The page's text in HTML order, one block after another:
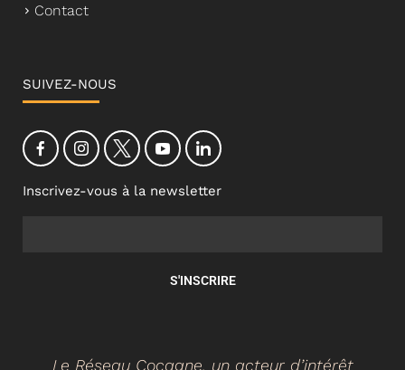
Contact
SUIVEZ-NOUS
Inscrivez-vous à la newsletter
S'INSCRIRE
Le Réseau Cocagne, un acteur d’intérêt